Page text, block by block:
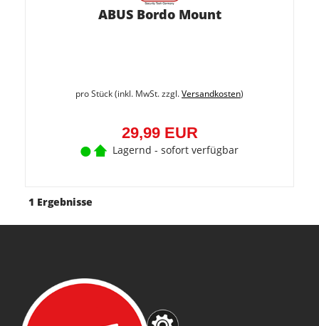
ABUS Bordo Mount
pro Stück (inkl. MwSt. zzgl.Versandkosten)
29,99 EUR
Lagernd - sofort verfügbar
1 Ergebnisse